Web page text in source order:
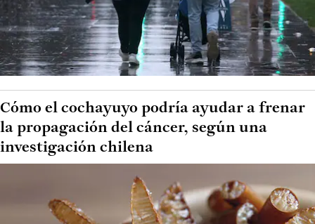
Cómo el cochayuyo podría ayudar a frenar
la propagación del cáncer, según una
investigación chilena